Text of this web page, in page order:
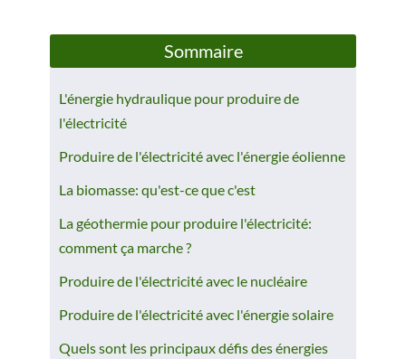
Sommaire
L'énergie hydraulique pour produire de
l'électricité
Produire de l'électricité avec l'énergie éolienne
La biomasse: qu'est-ce que c'est
La géothermie pour produire l'électricité:
comment ça marche ?
Produire de l'électricité avec le nucléaire
Produire de l'électricité avec l'énergie solaire
Quels sont les principaux défis des énergies